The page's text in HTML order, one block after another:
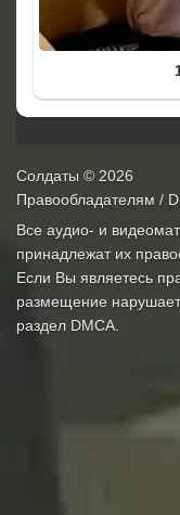
Солдаты © 2026
Правообладателям /
Все аудио- и
принадлежат их
Если Вы являетесь
размещение
раздел DMCA.